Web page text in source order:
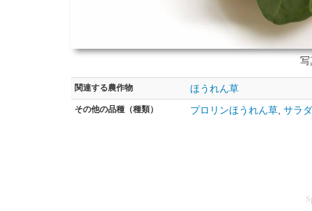
写
関連する農作物 ほうれん草
その他の品種（種類） プロリンほうれん草, サラ